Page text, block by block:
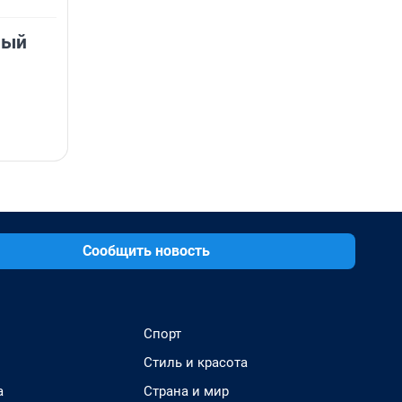
Сообщить новость
Спорт
Стиль и красота
Страна и мир